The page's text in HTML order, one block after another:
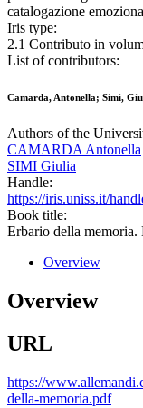
catalogazione
Iris type:
2.1 Contributo in
List of contributors:
Camarda, Antonella; Simi,
Authors of the
CAMARDA Antonella
SIMI Giulia
Handle:
https://iris.uniss.it/
Book title:
Erbario della
Overview
Overview
URL
https://
della-memoria.pdf